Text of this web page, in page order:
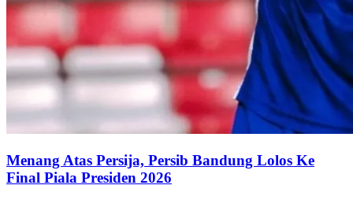
Menang Atas Persija, Persib Bandung Lolos Ke
Final Piala Presiden 2026